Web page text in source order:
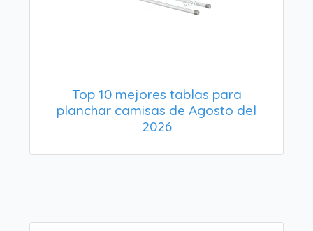
Top 10 mejores tablas para
planchar camisas de Agosto del
2026